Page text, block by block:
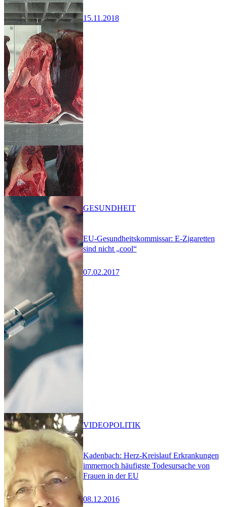
15.11.2018
EU-Gesundheitskommissar: E-Zigaretten
sind nicht „cool“
07.02.2017
GESUNDHEIT
Kadenbach: Herz-Kreislauf Erkrankungen
immernoch häufigste Todesursache von
Frauen in der EU
08.12.2016
VIDEOPOLITIK